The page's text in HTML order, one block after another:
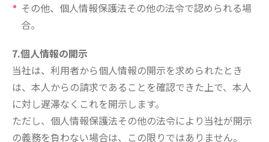
その他、個人情報保護法その他の法令で認められる場
合。
7.個人情報の開示
当社は、利用者から個人情報の開示を求められたとき
は、本人からの請求であることを確認できた上で、本人
に対し遅滞なくこれを開示します。
ただし、個人情報保護法その他の法令により当社が開示
の義務を負わない場合は、この限りではありません。